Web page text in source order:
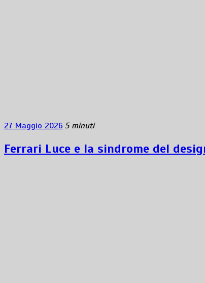
27 Maggio 2026 5 minuti
Ferrari Luce e la sindrome del